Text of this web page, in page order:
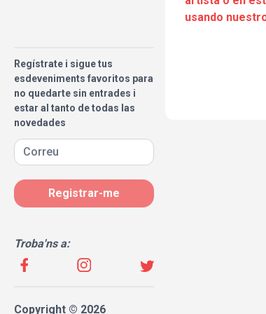
Regístrate i sigue tus
esdeveniments favoritos para
no quedarte sin entrades i
estar al tanto de todas las
novedades
Registrar-me
Troba'ns a:
Copyright © 2026
usando